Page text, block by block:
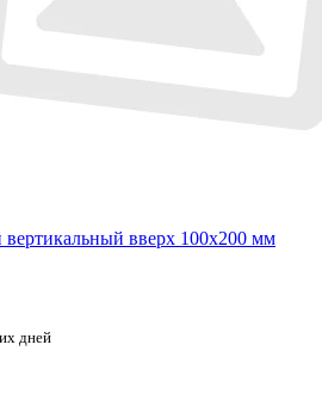
вверх 100х200 мм
дней